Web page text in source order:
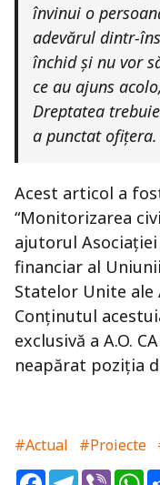
învinui o
adevărul dintr-
închid și nu vor
ce au ajuns
Dreptatea
a punctat ofițera.
Acest articol a
“Monitorizarea
ajutorul
financiar al
Statelor Unite ale
Conținutul
exclusivă a A.O.
neapărat poziția
#Actual #Proiecte
FacebookTelegram
Viber